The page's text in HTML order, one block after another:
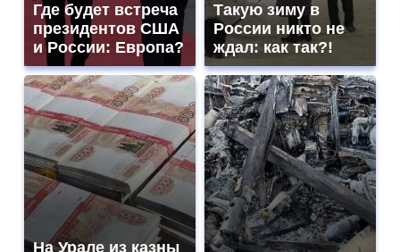
Где будет встреча
президентов США
и России: Европа?
Такую зиму в
России никто не
ждал: как так?!
На Урале из казны